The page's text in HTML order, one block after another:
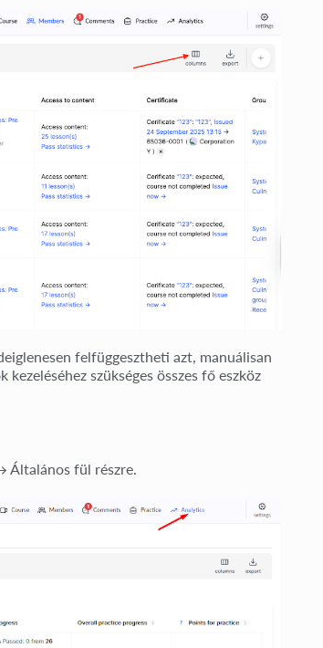
felfüggesztheti azt, manuálisan
szükséges összes fő eszköz
Általános fül részre.